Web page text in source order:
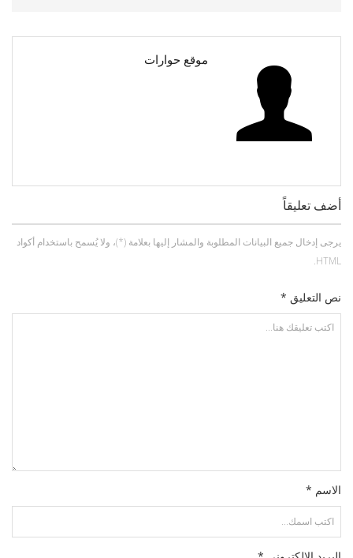
موقع حوارات
أضف تعليقاً
يرجى إدخال جميع البيانات المطلوبة والمشار إليها بعلامة (*)، ولا يُسمح باستخدام أكواد
HTML.
نص التعليق *
الاسم *